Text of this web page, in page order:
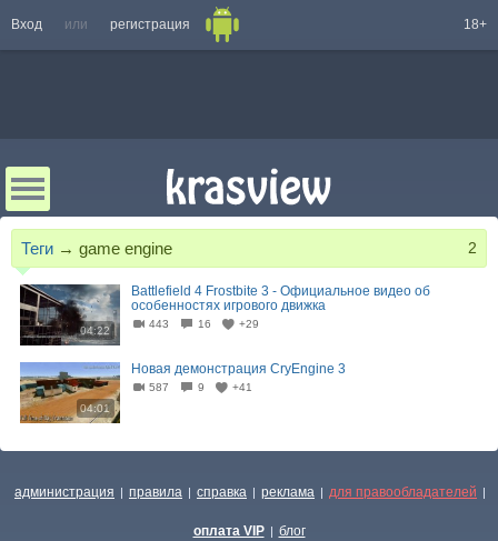
Вход или регистрация 18+
Теги → game engine 2
04:22
Battlefield 4 Frostbite 3 - Официальное видео об
особенностях игрового движка
443 16 +29
04:01
Новая демонстрация CryEngine 3
587 9 +41
администрация | правила | справка | реклама | для правообладателей |
оплата VIP | блог